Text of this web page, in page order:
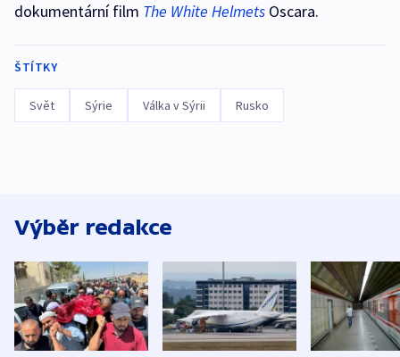
dokumentární film The White Helmets Oscara.
ŠTÍTKY
Svět Sýrie Válka v Sýrii Rusko
Výběr redakce